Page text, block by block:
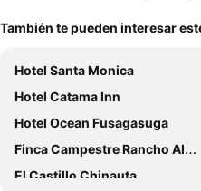
También te pueden interesar
Hotel Santa Monica
Hotel Catama Inn
Hotel Ocean Fusagasuga
Finca Campestre Rancho Alegre
El Castillo Chinauta